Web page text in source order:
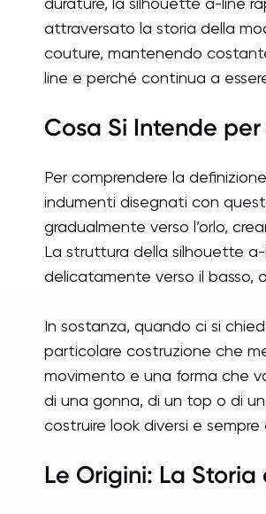
attraversato la storia della
couture, mantenendo
line e perché continua a
Cosa Si Intende
Per comprendere la
indumenti disegnati con
gradualmente verso l’orlo,
La struttura della silhouette
delicatamente verso il basso,
In sostanza, quando ci si
particolare costruzione che
movimento e una forma che
di una gonna, di un top o di
costruire look diversi e
Le Origini: La